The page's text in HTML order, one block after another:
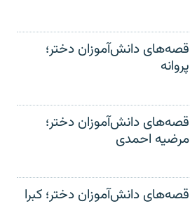
قصه‌های دانش‌آموزان دختر؛
پروانه
قصه‌های دانش‌آموزان دختر؛
مرضیه احمدی
قصه‌های دانش‌آموزان دختر؛ کبرا